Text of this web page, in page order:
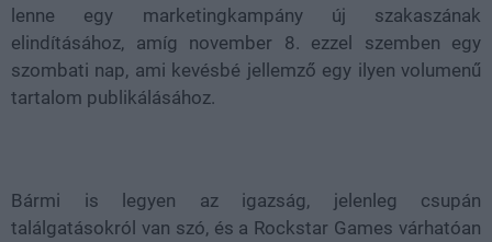
lenne egy marketingkampány új szakaszának
elindításához, amíg november 8. ezzel szemben egy
szombati nap, ami kevésbé jellemző egy ilyen volumenű
tartalom publikálásához.
Bármi is legyen az igazság, jelenleg csupán
találgatásokról van szó, és a Rockstar Games várhatóan